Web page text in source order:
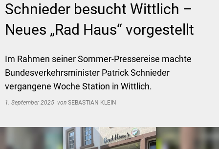
Schnieder besucht Wittlich –
Neues „Rad Haus“ vorgestellt
Im Rahmen seiner Sommer-Pressereise machte
Bundesverkehrsminister Patrick Schnieder
vergangene Woche Station in Wittlich.
1. September 2025 von SEBASTIAN KLEIN